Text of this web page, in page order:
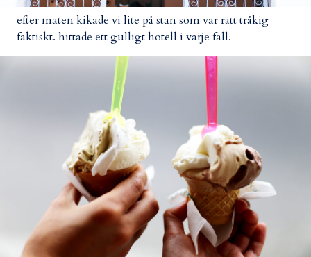
efter maten kikade vi lite på stan som var rätt tråkig
faktiskt. hittade ett gulligt hotell i varje fall.